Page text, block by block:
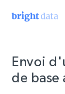
Envoi
de base